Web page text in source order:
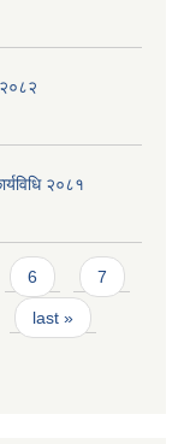
२०८२
२०८१
6 7
last »